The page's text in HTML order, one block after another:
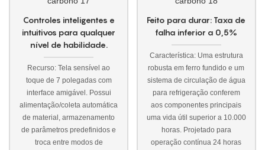
Controles inteligentes e
intuitivos para qualquer
nível de habilidade.
Recurso: Tela sensível ao
toque de 7 polegadas com
interface amigável. Possui
alimentação/coleta automática
de material, armazenamento
de parâmetros predefinidos e
troca entre modos de
Feito para durar: Taxa de
falha inferior a 0,5%
Característica: Uma estrutura
robusta em ferro fundido e um
sistema de circulação de água
para refrigeração conferem
aos componentes principais
uma vida útil superior a 10.000
horas. Projetado para
operação contínua 24 horas